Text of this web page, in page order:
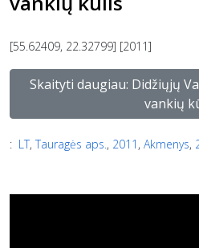
[55.62409, 22.32799] [2011]
Skaityti daugiau: Didžiųjų
vankių
: LT, Tauragės aps., 2011 , Akmenys,